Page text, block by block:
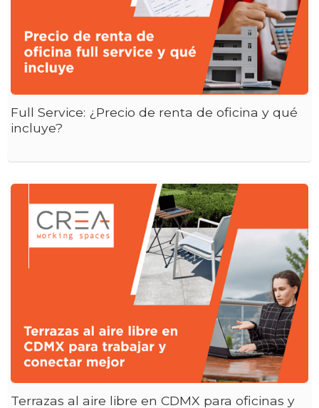
Full Service: ¿Precio de renta de oficina y qué
incluye?
Terrazas al aire libre en CDMX para oficinas y